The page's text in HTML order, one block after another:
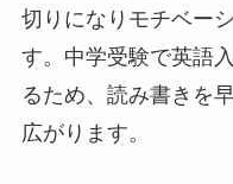
切りになりモチベー
す。中学受験で英語
るため、読み書きを
広がります。